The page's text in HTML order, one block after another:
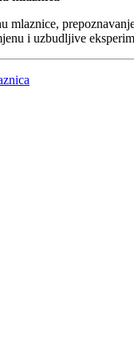
mlaznice,
i uzbudljive